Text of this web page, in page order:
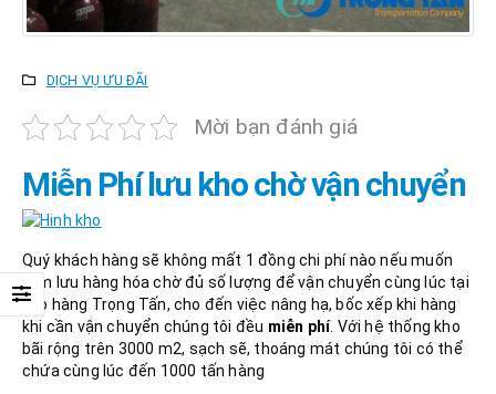
DỊCH VỤ ƯU ĐÃI
Mời bạn đánh giá
Miễn Phí lưu kho chờ vận chuyển
Quý khách hàng sẽ không mất 1 đồng chi phí nào nếu muốn
tạm lưu hàng hóa chờ đủ số lượng để vận chuyển cùng lúc tại
kho hàng Trọng Tấn, cho đến việc nâng hạ, bốc xếp khi hàng
khi cần vận chuyển chúng tôi đều miễn phí. Với hệ thống kho
bãi rộng trên 3000 m2, sạch sẽ, thoáng mát chúng tôi có thể
chứa cùng lúc đến 1000 tấn hàng